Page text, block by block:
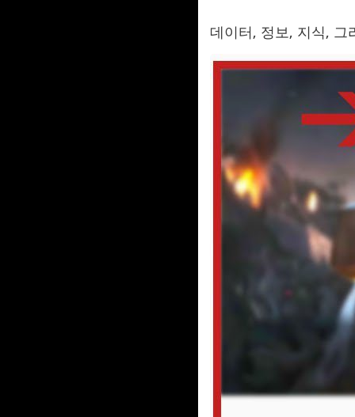
데이터, 정보, 지식, 그